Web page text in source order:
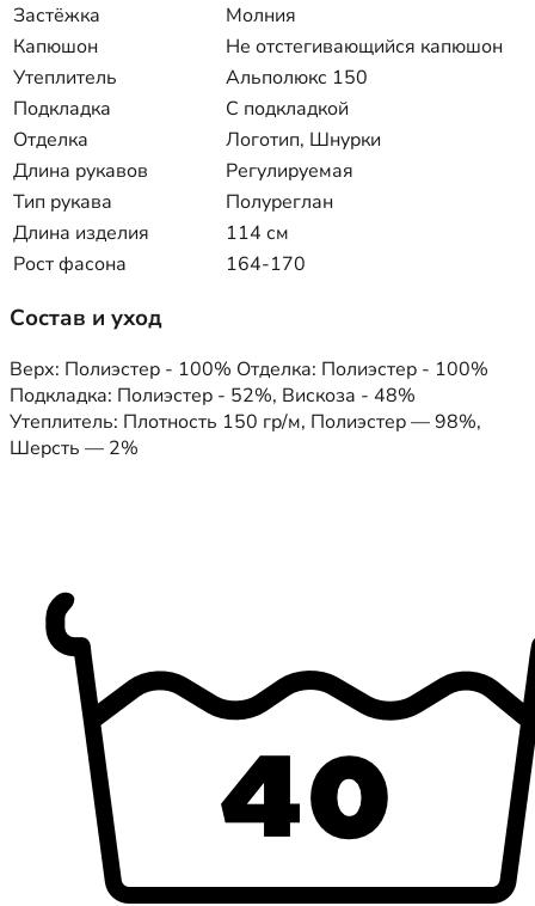
Застёжка
Молния
Капюшон
Не отстегивающийся капюшон
Утеплитель
Альполюкс 150
Подкладка
С подкладкой
Отделка
Логотип, Шнурки
Длина рукавов
Регулируемая
Тип рукава
Полуреглан
Длина изделия
114 см
Рост фасона
164-170
Состав и уход
Верх: Полиэстер - 100% Отделка: Полиэстер - 100%
Подкладка: Полиэстер - 52%, Вискоза - 48%
Утеплитель: Плотность 150 гр/м, Полиэстер — 98%,
Шерсть — 2%